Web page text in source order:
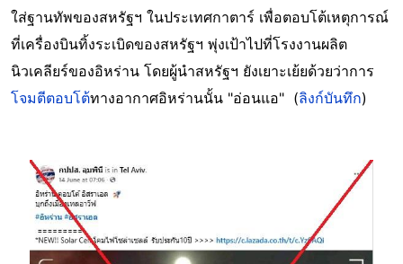
ใส่ฐานทัพของสหรัฐฯ ในประเทศกาตาร์ เพื่อตอบโต้เหตุการณ์
ที่เครื่องบินทิ้งระเบิดของสหรัฐฯ พุ่งเป้าไปที่โรงงานผลิต
นิวเคลียร์ของอิหร่าน โดยผู้นำสหรัฐฯ ยังเยาะเย้ยด้วยว่าการ
โจมตีตอบโต้ทางอากาศอิหร่านนั้น "อ่อนแอ" (ลิงก์บันทึก)
Image